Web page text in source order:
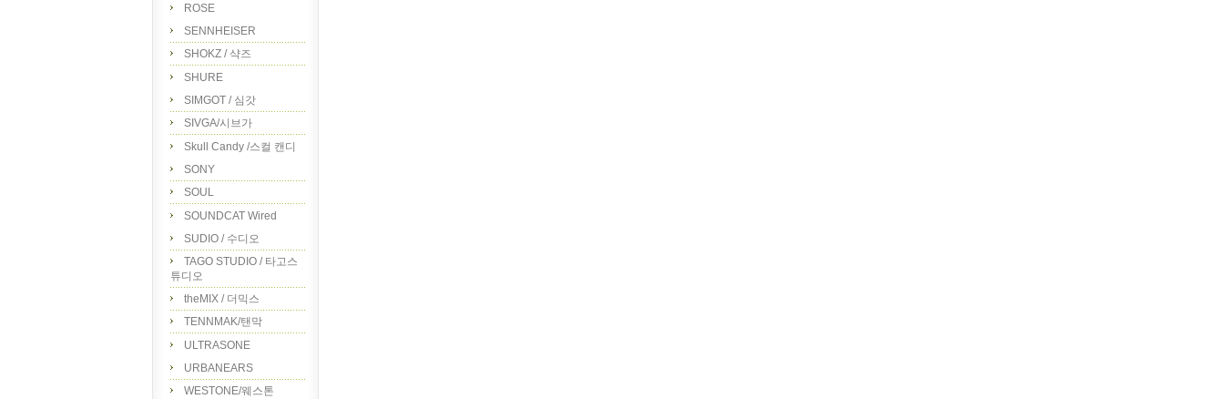
ROSE
SENNHEISER
SHOKZ / 샥즈
SHURE
SIMGOT / 심갓
SIVGA/시브가
Skull Candy /스컬 캔디
SONY
SOUL
SOUNDCAT Wired
SUDIO / 수디오
TAGO STUDIO / 타고스
튜디오
theMIX / 더믹스
TENNMAK/탠막
ULTRASONE
URBANEARS
WESTONE/웨스톤